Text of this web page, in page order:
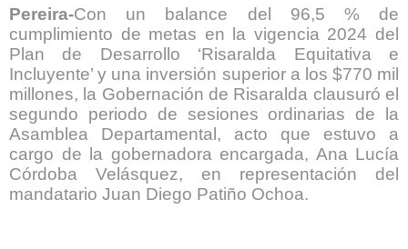
Pereira-Con un balance del 96,5 % de
cumplimiento de metas en la vigencia 2024 del
Plan de Desarrollo ‘Risaralda Equitativa e
Incluyente’ y una inversión superior a los $770 mil
millones, la Gobernación de Risaralda clausuró el
segundo periodo de sesiones ordinarias de la
Asamblea Departamental, acto que estuvo a
cargo de la gobernadora encargada, Ana Lucía
Córdoba Velásquez, en representación del
mandatario Juan Diego Patiño Ochoa.